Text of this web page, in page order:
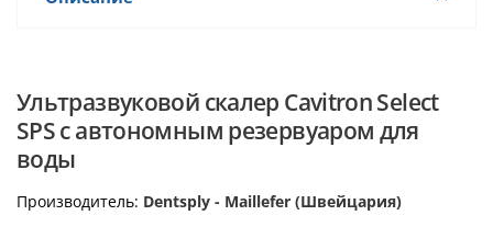
Ультразвуковой скалер Cavitron Select
SPS с автономным резервуаром для
воды
Производитель: Dentsply - Maillefer (Швейцария)